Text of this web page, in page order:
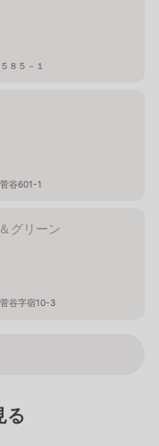
８５－１
谷601-1
グリーン
谷字宿10-3
る